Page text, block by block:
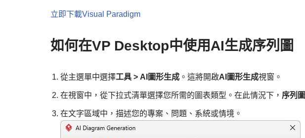
立即下載Visual Paradigm
如何在VP Desktop中使用AI生成序列圖
從主選單中選擇工具 > AI圖形生成 。這將開啟AI圖形生成視窗。
在視窗中，從下拉式清單選擇您所需的圖表類型。在此情況下， 序列圖
在文字區域中，描述您的專案、問題、系統或情境。